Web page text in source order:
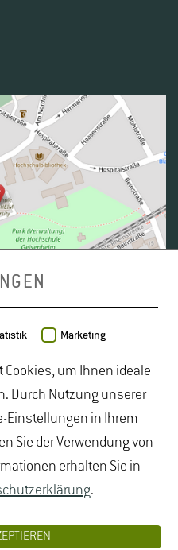
unterODbL
Gartenbau Studium|
Lebensmittelsicherheit
|Oenologie
|Studiengänge
Natur| Studiengänge
Landschaftsarchitektur
Marketing
Cookies, um Ihnen ideale
Durch Nutzung unserer
Einstellungen in Ihrem
Sie der Verwendung von
erhalten Sie in
.